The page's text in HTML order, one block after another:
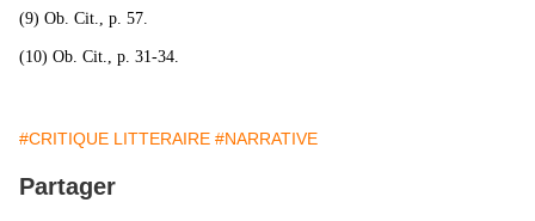
(9) Ob. Cit., p. 57.
(10) Ob. Cit., p. 31-34.
#CRITIQUE LITTERAIRE #NARRATIVE
Partager